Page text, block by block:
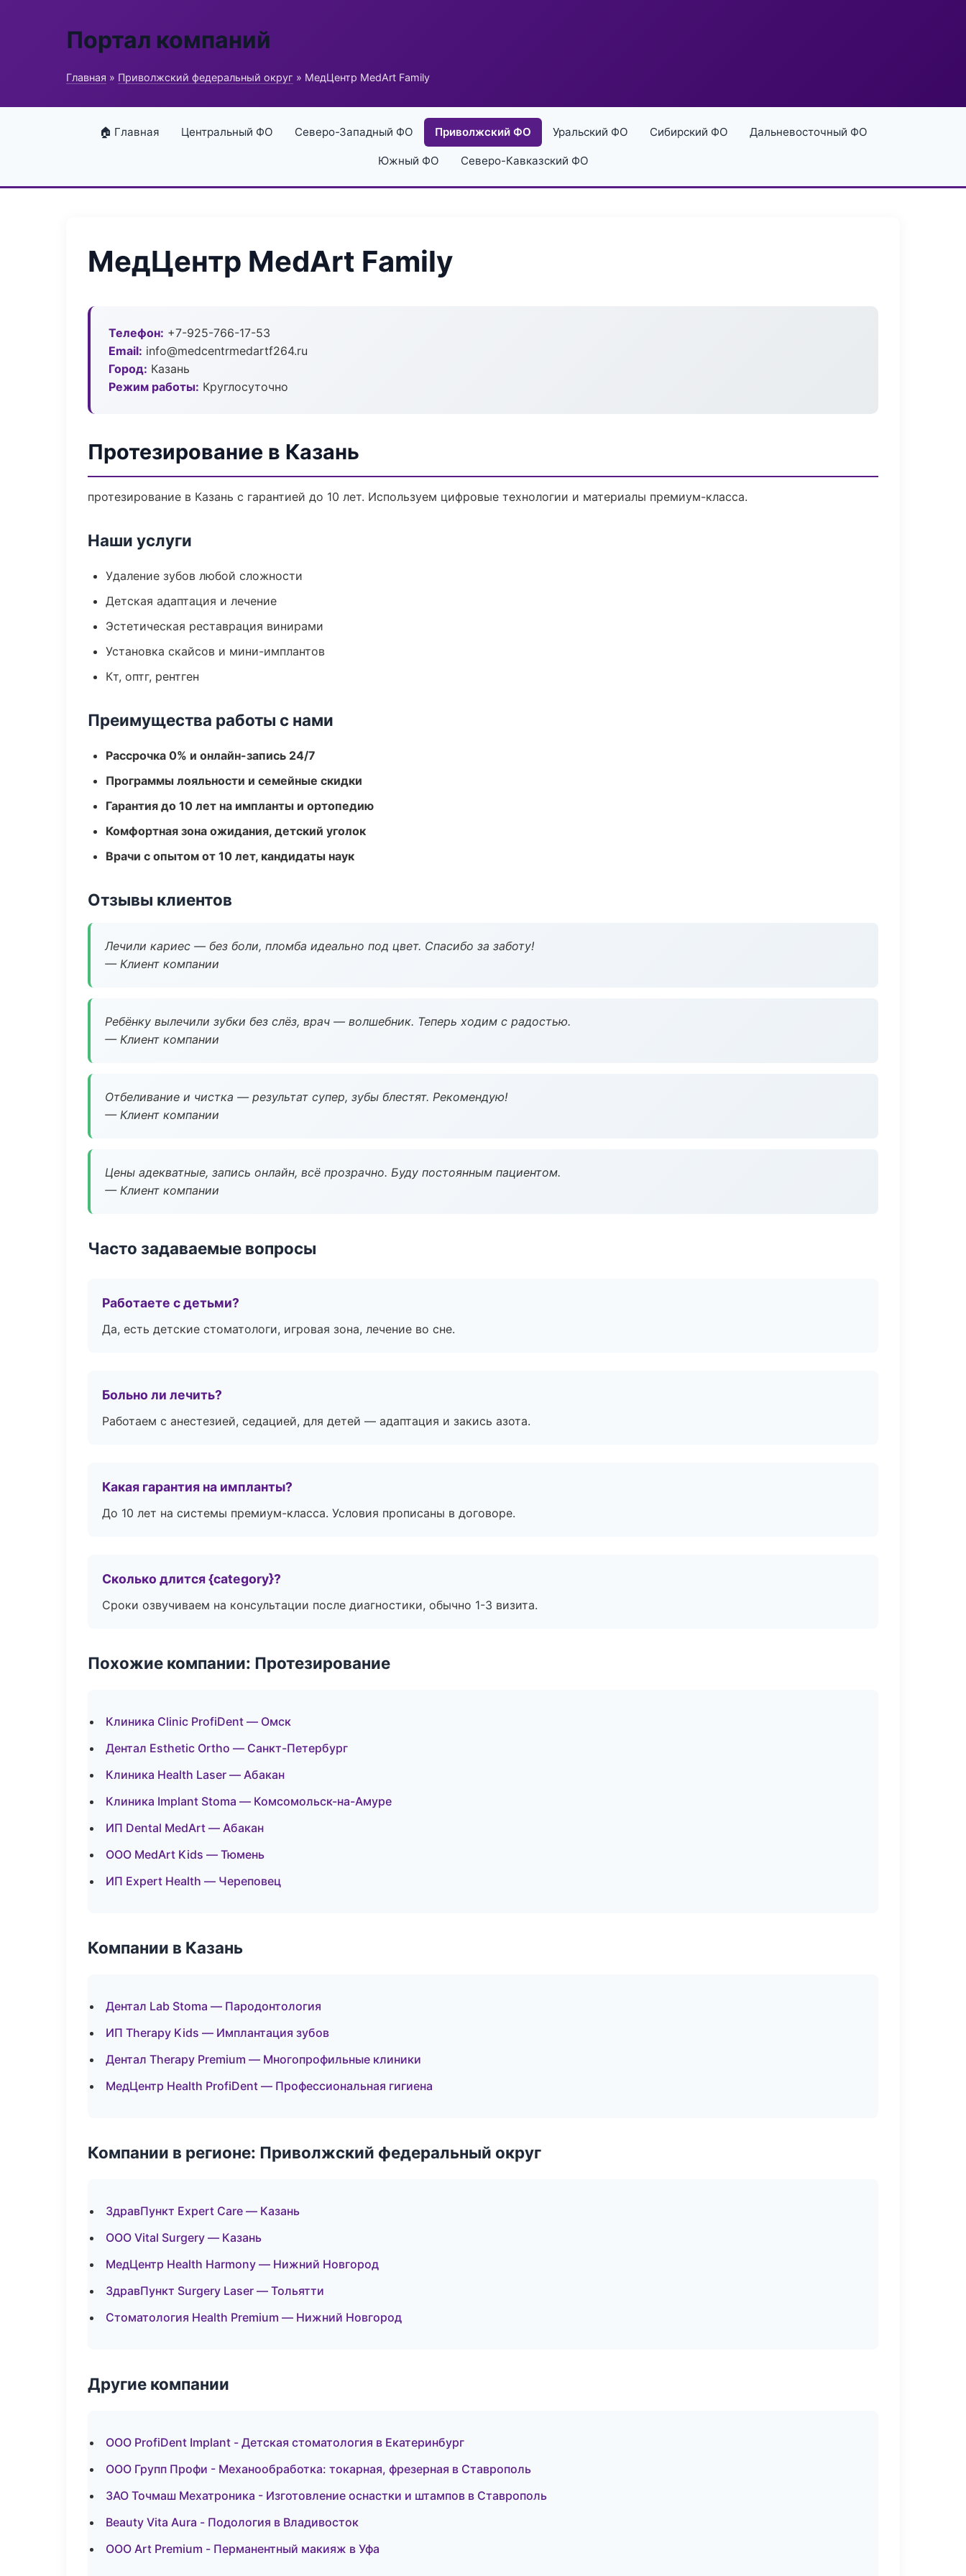
Портал компаний
Главная » Приволжский федеральный округ » МедЦентр MedArt Family
🏠 Главная Центральный ФО Северо-Западный ФО Приволжский ФО Уральский ФО Сибирский ФО Дальневосточный ФО
Южный ФО Северо-Кавказский ФО
МедЦентр MedArt Family
Телефон: +7-925-766-17-53
Email: info@medcentrmedartf264.ru
Город: Казань
Режим работы: Круглосуточно
Протезирование в Казань
протезирование в Казань с гарантией до 10 лет. Используем цифровые технологии и материалы премиум-класса.
Наши услуги
Удаление зубов любой сложности
Детская адаптация и лечение
Эстетическая реставрация винирами
Установка скайсов и мини-имплантов
Кт, оптг, рентген
Преимущества работы с нами
Рассрочка 0% и онлайн-запись 24/7
Программы лояльности и семейные скидки
Гарантия до 10 лет на импланты и ортопедию
Комфортная зона ожидания, детский уголок
Врачи с опытом от 10 лет, кандидаты наук
Отзывы клиентов
Лечили кариес — без боли, пломба идеально под цвет. Спасибо за заботу!
— Клиент компании
Ребёнку вылечили зубки без слёз, врач — волшебник. Теперь ходим с радостью.
— Клиент компании
Отбеливание и чистка — результат супер, зубы блестят. Рекомендую!
— Клиент компании
Цены адекватные, запись онлайн, всё прозрачно. Буду постоянным пациентом.
— Клиент компании
Часто задаваемые вопросы
Работаете с детьми?
Да, есть детские стоматологи, игровая зона, лечение во сне.
Больно ли лечить?
Работаем с анестезией, седацией, для детей — адаптация и закись азота.
Какая гарантия на импланты?
До 10 лет на системы премиум-класса. Условия прописаны в договоре.
Сколько длится {category}?
Сроки озвучиваем на консультации после диагностики, обычно 1-3 визита.
Похожие компании: Протезирование
Клиника Clinic ProfiDent — Омск
Дентал Esthetic Ortho — Санкт-Петербург
Клиника Health Laser — Абакан
Клиника Implant Stoma — Комсомольск-на-Амуре
ИП Dental MedArt — Абакан
ООО MedArt Kids — Тюмень
ИП Expert Health — Череповец
Компании в Казань
Дентал Lab Stoma — Пародонтология
ИП Therapy Kids — Имплантация зубов
Дентал Therapy Premium — Многопрофильные клиники
МедЦентр Health ProfiDent — Профессиональная гигиена
Компании в регионе: Приволжский федеральный округ
ЗдравПункт Expert Care — Казань
ООО Vital Surgery — Казань
МедЦентр Health Harmony — Нижний Новгород
ЗдравПункт Surgery Laser — Тольятти
Стоматология Health Premium — Нижний Новгород
Другие компании
ООО ProfiDent Implant - Детская стоматология в Екатеринбург
ООО Групп Профи - Механообработка: токарная, фрезерная в Ставрополь
ЗАО Точмаш Мехатроника - Изготовление оснастки и штампов в Ставрополь
Beauty Vita Aura - Подология в Владивосток
ООО Art Premium - Перманентный макияж в Уфа